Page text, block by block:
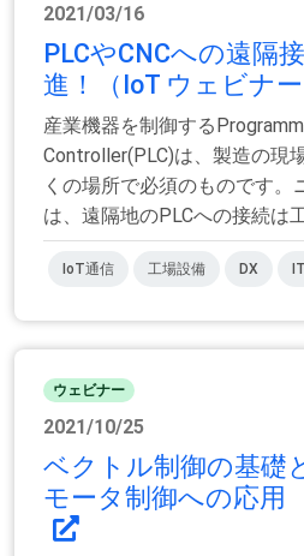
2021/03/16
PLCやCNCへの遠隔
進！（IoT ウェビナー
産業機器を制御する
Controller(PLC)は、製造の現
くの場所で必須のものです。
は、遠隔地のPLCへの接続は
IoT通信 工場設備 DX IT
ウェビナー
2021/10/25
ベクトル制御の基礎
モータ制御への応